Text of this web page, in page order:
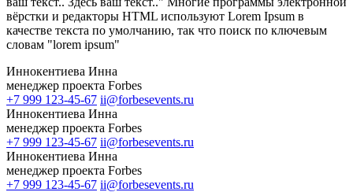
вёрстки и редакторы HTML используют Lorem Ipsum в
качестве текста по умолчанию, так что поиск по ключевым
словам "lorem ipsum"
Иннокентиева Инна
менеджер проекта Forbes
+7 999 123-45-67 ii@forbesevents.ru
Иннокентиева Инна
менеджер проекта Forbes
+7 999 123-45-67 ii@forbesevents.ru
Иннокентиева Инна
менеджер проекта Forbes
+7 999 123-45-67 ii@forbesevents.ru